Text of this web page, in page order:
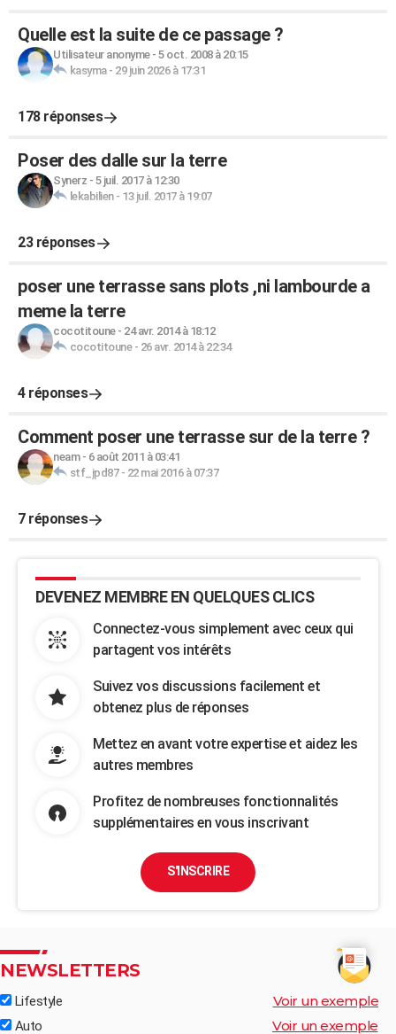
Quelle est la suite de ce passage ?
Utilisateur anonyme- 5 oct. 2008 à 20:15
kasyma- 29 juin 2026 à 17:31
178 réponses
Poser des dalle sur la terre
Synerz - 5 juil. 2017 à 12:30
lekabilien- 13 juil. 2017 à 19:07
23 réponses
poser une terrasse sans plots ,ni lambourde a
meme la terre
cocotitoune- 24 avr. 2014 à 18:12
cocotitoune- 26 avr. 2014 à 22:34
4 réponses
Comment poser une terrasse sur de la terre ?
neam- 6 août 2011 à 03:41
stf_jpd87- 22 mai 2016 à 07:37
7 réponses
DEVENEZ MEMBRE EN QUELQUES CLICS
Connectez-vous simplement avec ceux qui
partagent vos intérêts
Suivez vos discussions facilement et
obtenez plus de réponses
Mettez en avant votre expertise et aidez les
autres membres
Profitez de nombreuses fonctionnalités
supplémentaires en vous inscrivant
S'INSCRIRE
NEWSLETTERS
Lifestyle Voir un exemple
Auto Voir un exemple